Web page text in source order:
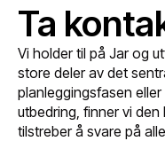
Ta
Vi holder til på Jar og
store deler av det
planleggingsfasen
utbedring, finner vi
tilstreber å svare på